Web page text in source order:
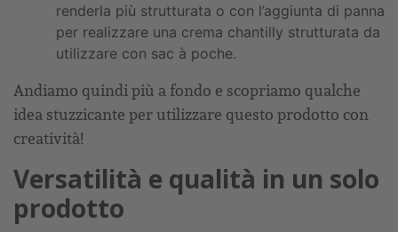
renderla più strutturata o con l’aggiunta di panna
per realizzare una crema chantilly strutturata da
utilizzare con sac à poche.
Andiamo quindi più a fondo e scopriamo qualche
idea stuzzicante per utilizzare questo prodotto con
creatività!
Versatilità e qualità in un solo
prodotto